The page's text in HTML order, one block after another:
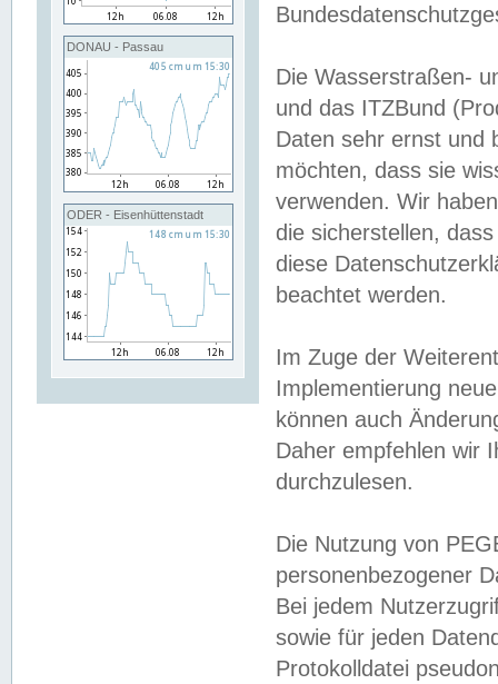
DONAU - Passau
ODER - Eisenhüttenstadt
Die Wasserstraßen-
und das ITZBund
Daten sehr ernst und
möchten, dass sie
verwenden. Wir
die sicherstellen,
diese
beachtet werden.
Im Zuge der
Implementierung
können auch
Daher empfehlen wir
durchzulesen.
Die Nutzung von
personenbezogener
Bei jedem
sowie für jeden
Protokolldatei